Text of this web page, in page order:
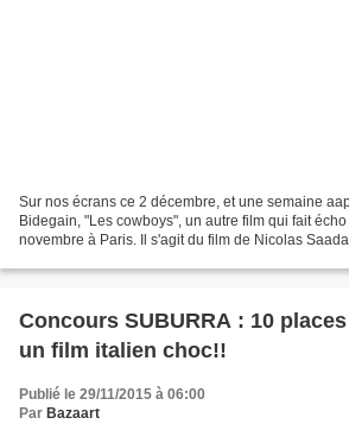
Sur nos écrans ce 2 décembre, et une semaine
Bidegain, "Les cowboys", un autre film qui fait
novembre à Paris. Il s'agit du film de Nicolas
Concours SUBURRA : 10
un film italien choc!!
Publié le 29/11/2015 à 06:00
Par Bazaart